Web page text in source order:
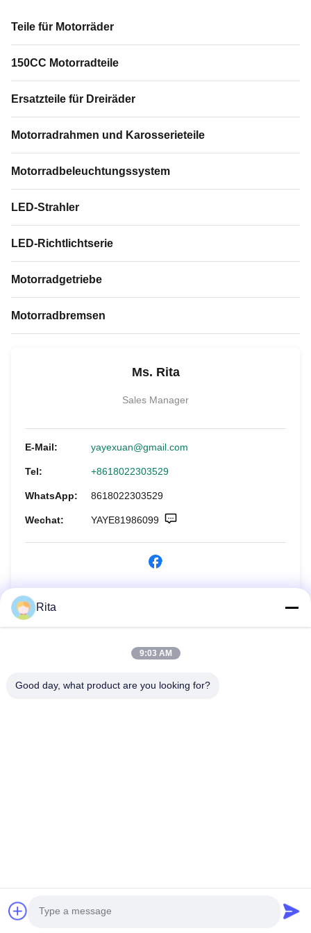
Teile für Motorräder
150CC Motorradteile
Ersatzteile für Dreiräder
Motorradrahmen und Karosserieteile
Motorradbeleuchtungssystem
LED-Strahler
LED-Richtlichtserie
Motorradgetriebe
Motorradbremsen
Ms. Rita
Sales Manager
E-Mail: yayexuan@gmail.com
Tel: +8618022303529
WhatsApp: 8618022303529
Wechat: YAYE81986099
Copyright © 2024-2026 Guangzhou Yaye Cross Border E-Commerce Co.,
Ltd.. Alle Rechte vorbehalten.
Rita
9:03 AM
Good day, what product are you looking for?